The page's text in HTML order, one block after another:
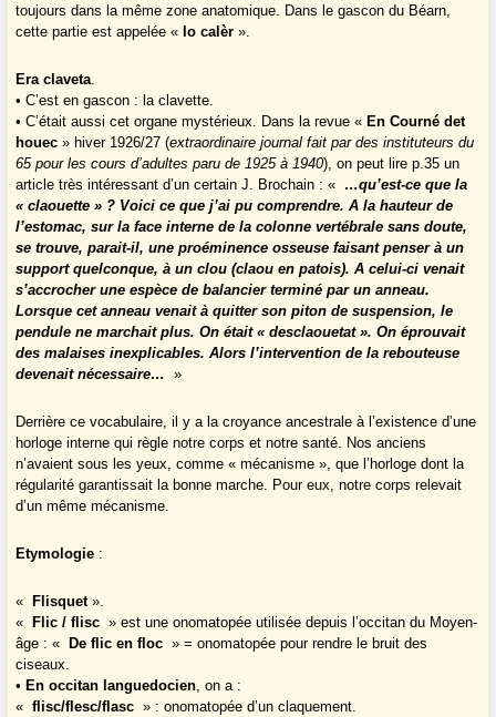
toujours dans la même zone anatomique. Dans le gascon du Béarn,
cette partie est appelée « lo calèr ».
Era claveta.
• C’est en gascon : la clavette.
• C’était aussi cet organe mystérieux. Dans la revue « En Courné det
houec » hiver 1926/27 (extraordinaire journal fait par des instituteurs du
65 pour les cours d’adultes paru de 1925 à 1940), on peut lire p.35 un
article très intéressant d’un certain J. Brochain : « …qu’est-ce que la
« claouette » ? Voici ce que j’ai pu comprendre. A la hauteur de
l’estomac, sur la face interne de la colonne vertébrale sans doute,
se trouve, parait-il, une proéminence osseuse faisant penser à un
support quelconque, à un clou (claou en patois). A celui-ci venait
s’accrocher une espèce de balancier terminé par un anneau.
Lorsque cet anneau venait à quitter son piton de suspension, le
pendule ne marchait plus. On était « desclaouetat ». On éprouvait
des malaises inexplicables. Alors l’intervention de la rebouteuse
devenait nécessaire… »
Derrière ce vocabulaire, il y a la croyance ancestrale à l’existence d’une
horloge interne qui règle notre corps et notre santé. Nos anciens
n’avaient sous les yeux, comme « mécanisme », que l’horloge dont la
régularité garantissait la bonne marche. Pour eux, notre corps relevait
d’un même mécanisme.
Etymologie :
« Flisquet».
«
Flic / flisc » est une onomatopée utilisée depuis l’occitan du Moyen-
âge : «
De flic en floc » = onomatopée pour rendre le bruit des
ciseaux.
• En occitan languedocien, on a :
« flisc/flesc/flasc » : onomatopée d’un claquement.